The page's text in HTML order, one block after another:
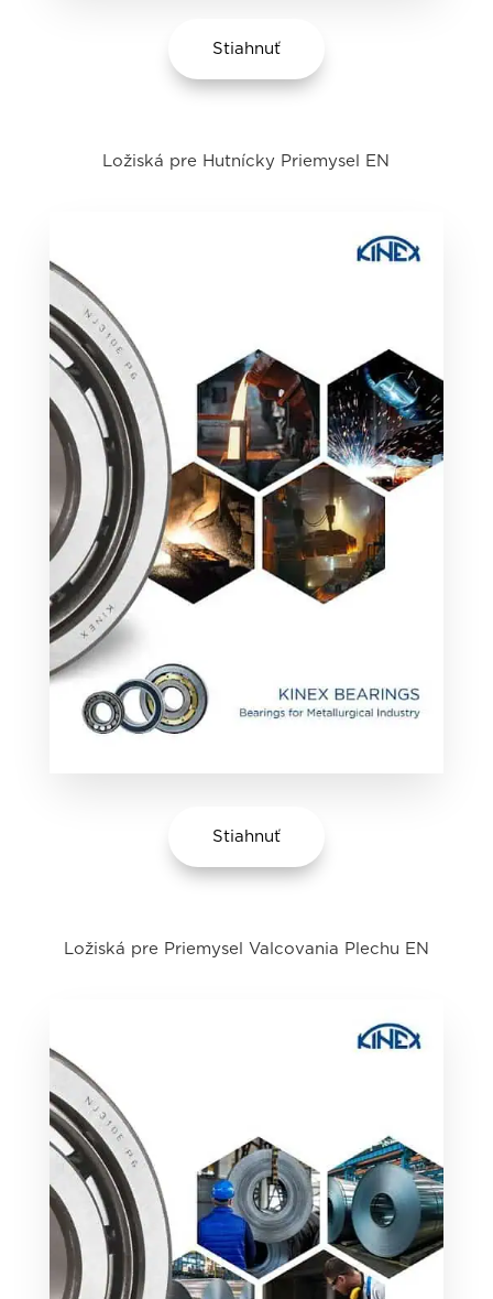
Stiahnuť
Ložiská pre Hutnícky Priemysel EN
Stiahnuť
Ložiská pre Priemysel Valcovania Plechu EN